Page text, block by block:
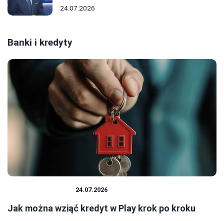
24.07.2026
Banki i kredyty
24.07.2026
Jak można wziąć kredyt w Play krok po kroku